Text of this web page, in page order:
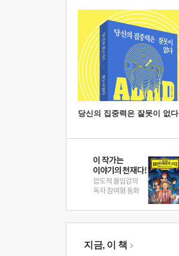
당신의 집중력은 잘못이 없다
지금, 이 책